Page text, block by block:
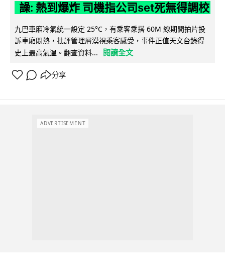
譟: 熱到爆炸 司機指公司set死無得調校
九巴車廂冷氣統一設定 25°C，有乘客乘搭 60M 線期間拍片投
訴車廂悶熱，批評管理層漠視乘客感受，事件正值天文台錄得
史上最高氣溫。翻查資料...
閱讀全文
分享
ADVERTISEMENT